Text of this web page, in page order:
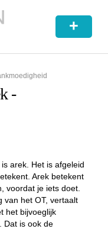
+
-
is arek. Het is afgeleid
Arek betekent
voordat je iets doet.
van het OT, vertaalt
het bijvoeglijk
Dat is ook de